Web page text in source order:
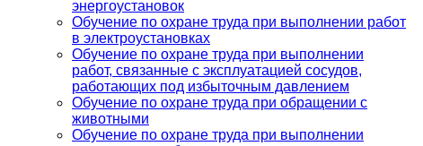
энергоустановок
Обучение по охране труда при выполнении работ
в электроустановках
Обучение по охране труда при выполнении
работ, связанные с эксплуатацией сосудов,
работающих под избыточным давлением
Обучение по охране труда при обращении с
животными
Обучение по охране труда при выполнении